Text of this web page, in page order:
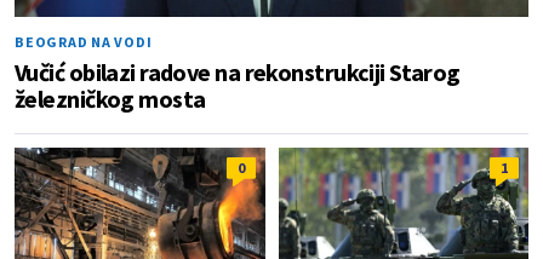
BEOGRAD NA VODI
Vučić obilazi radove na rekonstrukciji Starog
železničkog mosta
0 1